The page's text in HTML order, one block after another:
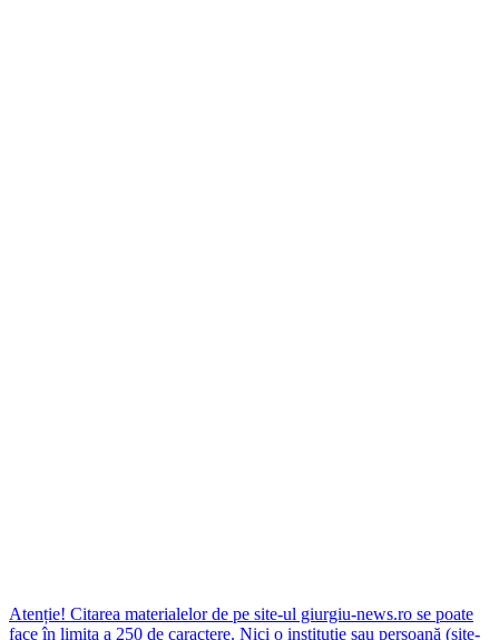
Atenție! Citarea materialelor de pe site-ul giurgiu-news.ro se poate
face în limita a 250 de caractere. Nici o instituţie sau persoană (site-